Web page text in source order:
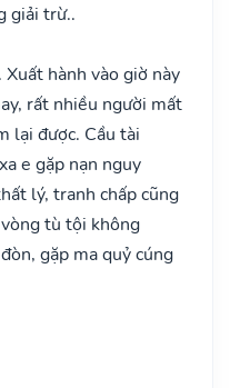
giải trừ..
hành vào giờ này
rất nhiều người mất
lại được. Cầu tài
e gặp nạn nguy
lý, tranh chấp cũng
tù tội không
gặp ma quỷ cúng